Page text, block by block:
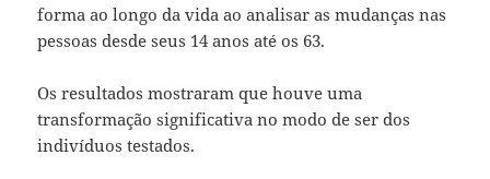
forma ao longo da vida ao analisar as mudanças nas
pessoas desde seus 14 anos até os 63.
Os resultados mostraram que houve uma
transformação significativa no modo de ser dos
indivíduos testados.